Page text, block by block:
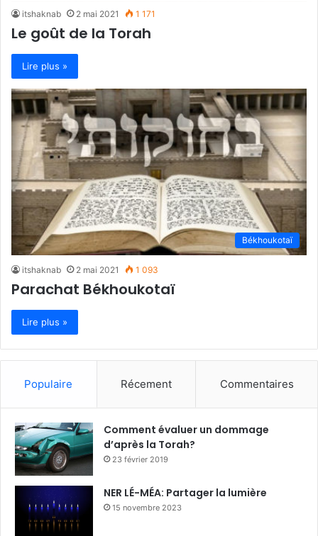
itshaknab 2 mai 2021 1 171
Le goût de la Torah
Lire plus »
Békhoukotaï
itshaknab 2 mai 2021 1 093
Parachat Békhoukotaï
Lire plus »
Populaire Récement Commentaires
Comment évaluer un dommage
d’après la Torah?
23 février 2019
NER LÉ-MÉA: Partager la lumière
15 novembre 2023